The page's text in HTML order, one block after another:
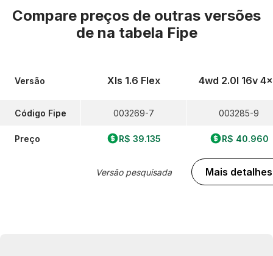
Compare preços de outras versões
de na tabela Fipe
Versão
Código Fipe
Preço
Xls 1.6 Flex
003269-7
R$ 39.135
Versão pesquisada
4wd 2.0l 16v
003285-9
R$ 40.960
Mais detalhes